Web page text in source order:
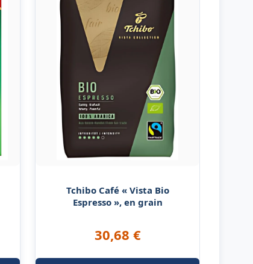
Tchibo Café « Vista Bio
Espresso », en grain
30,68 €